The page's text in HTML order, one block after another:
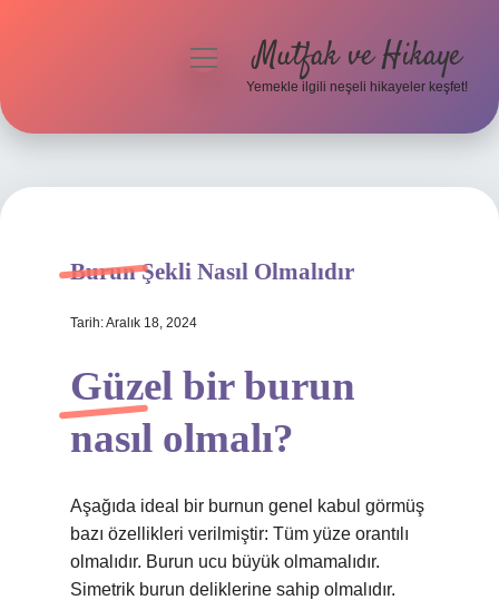
Hakkımızda
menüyüMutfak ve Hikaye
Yemekle ilgili neşeli hikayeler keşfet!
Burun Şekli Nasıl Olmalıdır
Tarih: Aralık 18, 2024
Güzel bir burun
nasıl olmalı?
Aşağıda ideal bir burnun genel kabul görmüş
bazı özellikleri verilmiştir: Tüm yüze orantılı
olmalıdır. Burun ucu büyük olmamalıdır.
Simetrik burun deliklerine sahip olmalıdır.